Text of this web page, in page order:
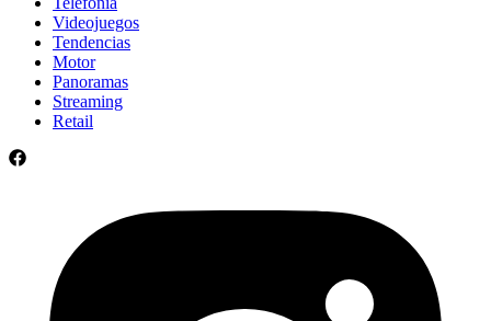
Videojuegos
Tendencias
Motor
Panoramas
Streaming
Retail